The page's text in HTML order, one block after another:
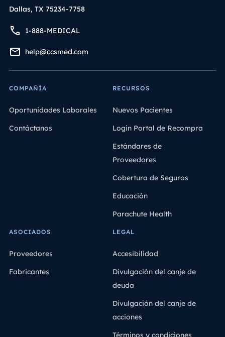
Dallas, TX 75234-7758
1-888-MEDICAL
help@ccsmed.com
COMPAÑÍA
Oportunidades Laborales
Contáctanos
RECURSOS
Nuevos Pacientes
Login Portal de Recompra
Estándares de
Proveedores
Cobertura de Seguros
Educación
Parachute Health
ASOCIADOS
Proveedores
Fabricantes
LEGAL
Accesibilidad
Divulgación del canje de
deuda
Divulgación del canje de
acciones
Términos y condiciones